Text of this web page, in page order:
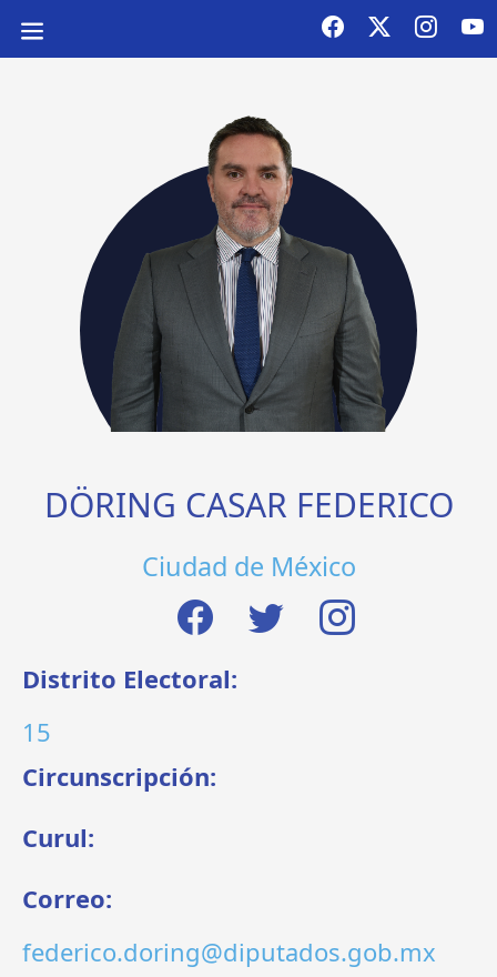
DÖRING CASAR FEDERICO
Ciudad de México
Distrito Electoral:
15
Circunscripción:
Curul:
Correo:
federico.doring@diputados.gob.mx